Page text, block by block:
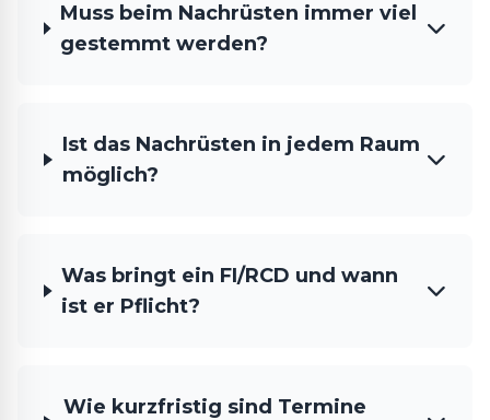
Muss beim Nachrüsten immer viel
gestemmt werden?
Ist das Nachrüsten in jedem Raum
möglich?
Was bringt ein FI/RCD und wann
ist er Pflicht?
Wie kurzfristig sind Termine